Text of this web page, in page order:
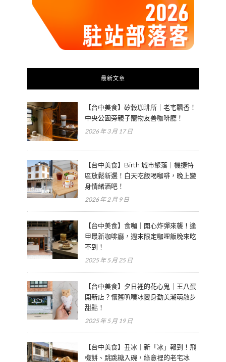
最新文章
【台中美食】矽穀珈琲所｜老宅飄香！
中央公園旁親子寵物友善咖啡廳！
2026 年 3 月 17 日
【台中美食】Birth 城市聚落｜機捷特
區放鬆新選！白天吃飯喝咖啡，晚上變
身情緒酒吧！
2026 年 2 月 9 日
【台中美食】食咖｜開心炸彈來襲！逢
甲最新咖啡廳，週末限定咖哩飯晚來吃
不到！
2025 年 5 月 25 日
【台中美食】夕日裡的花心鬼｜王八蛋
開新店？懷舊叭噗冰變身勤美潮萌散步
甜點！
2025 年 5 月 19 日
【台中美食】丑冰｜新「冰」報到！飛
機餅、跳跳糖入碗，綠意裡的老宅冰